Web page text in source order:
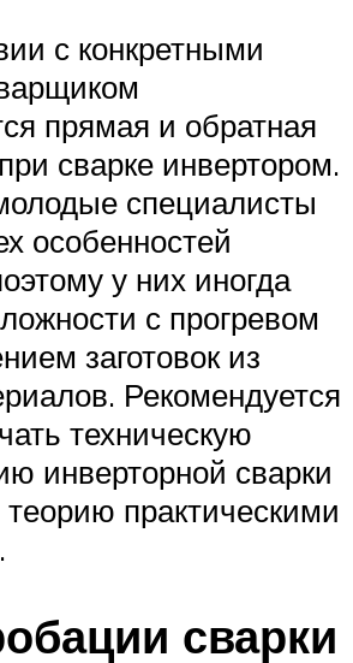
с конкретными
прямая и обратная
сварке инвертором.
специалисты
особенностей
у них иногда
с прогревом
заготовок из
Рекомендуется
техническую
инверторной сварки
практическими
сварки